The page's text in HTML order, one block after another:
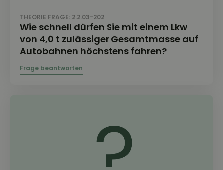
THEORIE FRAGE: 2.2.03-202
Wie schnell dürfen Sie mit einem Lkw
von 4,0 t zulässiger Gesamtmasse auf
Autobahnen höchstens fahren?